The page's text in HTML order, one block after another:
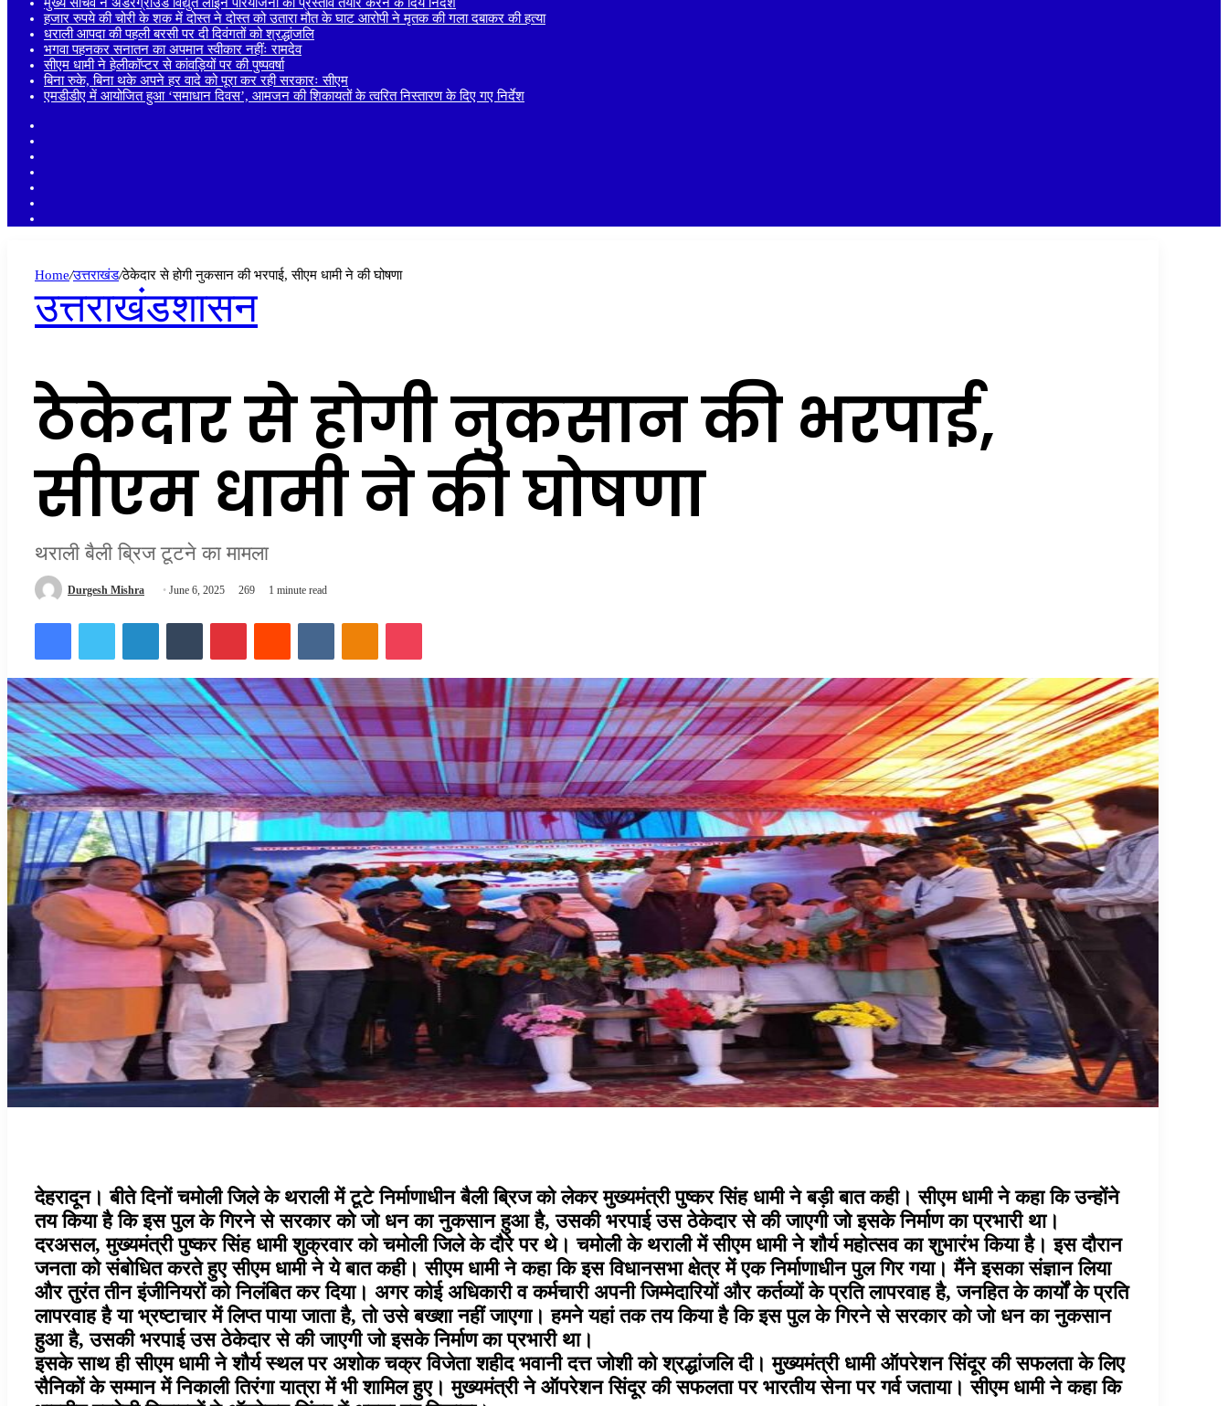
हजार रुपये की चोरी के शक में दोस्त ने दोस्त को उतारा मौत के घाट आरोपी ने मृतक की गला दबाकर की हत्या
धराली आपदा की पहली बरसी पर दी दिवंगतों को श्रद्धांजलि
भगवा पहनकर सनातन का अपमान स्वीकार नहींः रामदेव
सीएम धामी ने हेलीकॉप्टर से कांवड़ियों पर की पुष्पवर्षा
बिना रुके, बिना थके अपने हर वादे को पूरा कर रही सरकारः सीएम
एमडीडीए में आयोजित हुआ ‘समाधान दिवस’, आमजन की शिकायतों के त्वरित निस्तारण के दिए गए निर्देश
Home/उत्तराखंड/ठेकेदार से होगी नुकसान की भरपाई, सीएम धामी ने की घोषणा
उत्तराखंडशासन
ठेकेदार से होगी नुकसान की भरपाई,
सीएम धामी ने की घोषणा
थराली बैली ब्रिज टूटने का मामला
Durgesh Mishra
Send June 6, 2025 269 1 minute read
FacebookTwitter LinkedInTumblrPinterestReddit VKontakteOdnoklassniki
Pocket
देहरादून। बीते दिनों चमोली जिले के थराली में टूटे निर्माणाधीन बैली ब्रिज को लेकर मुख्यमंत्री पुष्कर सिंह धामी ने बड़ी बात कही। सीएम धामी ने कहा कि उन्होंने
तय किया है कि इस पुल के गिरने से सरकार को जो धन का नुकसान हुआ है, उसकी भरपाई उस ठेकेदार से की जाएगी जो इसके निर्माण का प्रभारी था।
दरअसल, मुख्यमंत्री पुष्कर सिंह धामी शुक्रवार को चमोली जिले के दौरे पर थे। चमोली के थराली में सीएम धामी ने शौर्य महोत्सव का शुभारंभ किया है। इस दौरान
जनता को संबोधित करते हुए सीएम धामी ने ये बात कही। सीएम धामी ने कहा कि इस विधानसभा क्षेत्र में एक निर्माणाधीन पुल गिर गया। मैंने इसका संज्ञान लिया
और तुरंत तीन इंजीनियरों को निलंबित कर दिया। अगर कोई अधिकारी व कर्मचारी अपनी जिम्मेदारियों और कर्तव्यों के प्रति लापरवाह है, जनहित के कार्यों के प्रति
लापरवाह है या भ्रष्टाचार में लिप्त पाया जाता है, तो उसे बख्शा नहीं जाएगा। हमने यहां तक तय किया है कि इस पुल के गिरने से सरकार को जो धन का नुकसान
हुआ है, उसकी भरपाई उस ठेकेदार से की जाएगी जो इसके निर्माण का प्रभारी था।
इसके साथ ही सीएम धामी ने शौर्य स्थल पर अशोक चक्र विजेता शहीद भवानी दत्त जोशी को श्रद्धांजलि दी। मुख्यमंत्री धामी ऑपरेशन सिंदूर की सफलता के लिए
सैनिकों के सम्मान में निकाली तिरंगा यात्रा में भी शामिल हुए। मुख्यमंत्री ने ऑपरेशन सिंदूर की सफलता पर भारतीय सेना पर गर्व जताया। सीएम धामी ने कहा कि